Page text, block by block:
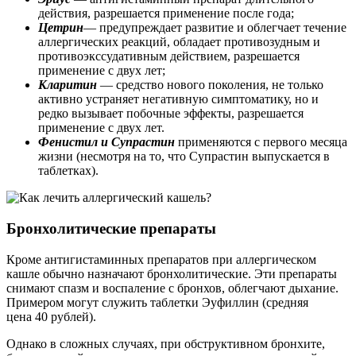
действия, разрешается применение после года;
Цетрин— предупреждает развитие и облегчает течение
аллергических реакций, обладает противозудным и
противоэкссудативным действием, разрешается
применение с двух лет;
Кларитин — средство нового поколения, не только
активно устраняет негативную симптоматику, но и
редко вызывает побочные эффекты, разрешается
применение с двух лет.
Фенистил и Супрастин применяются с первого месяца
жизни (несмотря на то, что Супрастин выпускается в
таблетках).
Бронхолитические препараты
Кроме антигистаминных препаратов при аллергическом
кашле обычно назначают бронхолитические. Эти препараты
снимают спазм и воспаление с бронхов, облегчают дыхание.
Примером могут служить таблетки Эуфиллин (средняя
цена 40 рублей).
Однако в сложных случаях, при обструктивном бронхите,